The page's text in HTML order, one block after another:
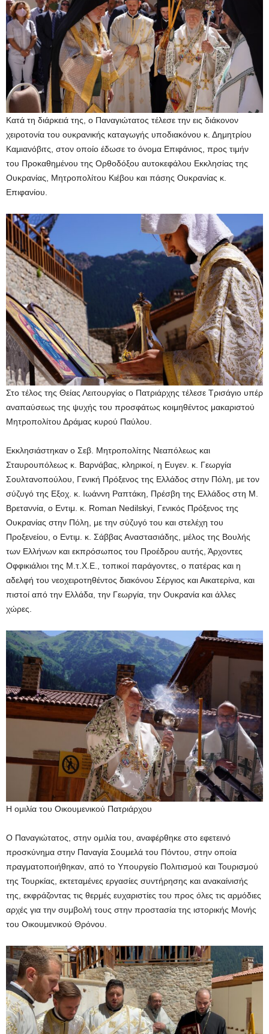
Κατά τη διάρκειά της, ο Παναγιώτατος τέλεσε την εις διάκονον
χειροτονία του ουκρανικής καταγωγής υποδιακόνου κ. Δημητρίου
Καμιανόβιτς, στον οποίο έδωσε το όνομα Επιφάνιος, προς τιμήν
του Προκαθημένου της Ορθοδόξου αυτοκεφάλου Εκκλησίας της
Ουκρανίας, Μητροπολίτου Κιέβου και πάσης Ουκρανίας κ.
Επιφανίου.
Στο τέλος της Θείας Λειτουργίας ο Πατριάρχης τέλεσε Τρισάγιο υπέρ
αναπαύσεως της ψυχής του προσφάτως κοιμηθέντος μακαριστού
Μητροπολίτου Δράμας κυρού Παύλου.
Εκκλησιάστηκαν ο Σεβ. Μητροπολίτης Νεαπόλεως και
Σταυρουπόλεως κ. Βαρνάβας, κληρικοί, η Ευγεν. κ. Γεωργία
Σουλτανοπούλου, Γενική Πρόξενος της Ελλάδος στην Πόλη, με τον
σύζυγό της Εξοχ. κ. Ιωάννη Ραπτάκη, Πρέσβη της Ελλάδος στη Μ.
Βρεταννία, ο Εντιμ. κ. Roman Nedilskyi, Γενικός Πρόξενος της
Ουκρανίας στην Πόλη, με την σύζυγό του και στελέχη του
Προξενείου, ο Εντιμ. κ. Σάββας Αναστασιάδης, μέλος της Βουλής
των Ελλήνων και εκπρόσωπος του Προέδρου αυτής, Άρχοντες
Οφφικιάλιοι της Μ.τ.Χ.Ε., τοπικοί παράγοντες, ο πατέρας και η
αδελφή του νεοχειροτηθέντος διακόνου Σέργιος και Αικατερίνα, και
πιστοί από την Ελλάδα, την Γεωργία, την Ουκρανία και άλλες
χώρες.
Η ομιλία του Οικουμενικού Πατριάρχου
Ο Παναγιώτατος, στην ομιλία του, αναφέρθηκε στο εφετεινό
προσκύνημα στην Παναγία Σουμελά του Πόντου, στην οποία
πραγματοποιήθηκαν, από το Υπουργείο Πολιτισμού και Τουρισμού
της Τουρκίας, εκτεταμένες εργασίες συντήρησης και ανακαίνισής
της, εκφράζοντας τις θερμές ευχαριστίες του προς όλες τις αρμόδιες
αρχές για την συμβολή τους στην προστασία της ιστορικής Μονής
του Οικουμενικού Θρόνου.